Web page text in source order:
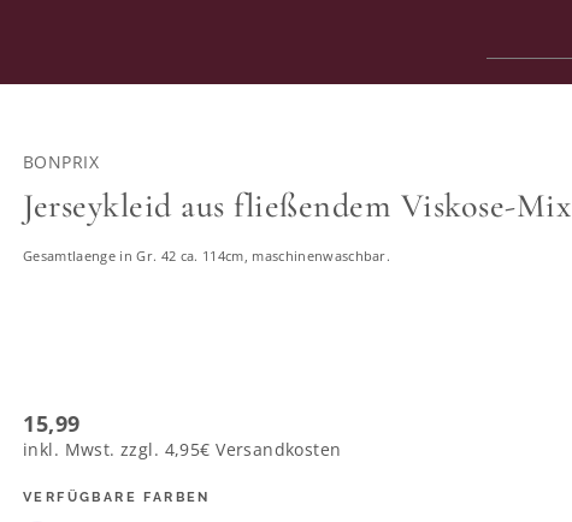
52 54 56 58
BONPRIX
Jerseykleid aus fließendem Viskose-Mix
Gesamtlaenge in Gr. 42 ca. 114cm, maschinenwaschbar.
15,99
inkl. Mwst. zzgl. 4,95€ Versandkosten
VERFÜGBARE FARBEN